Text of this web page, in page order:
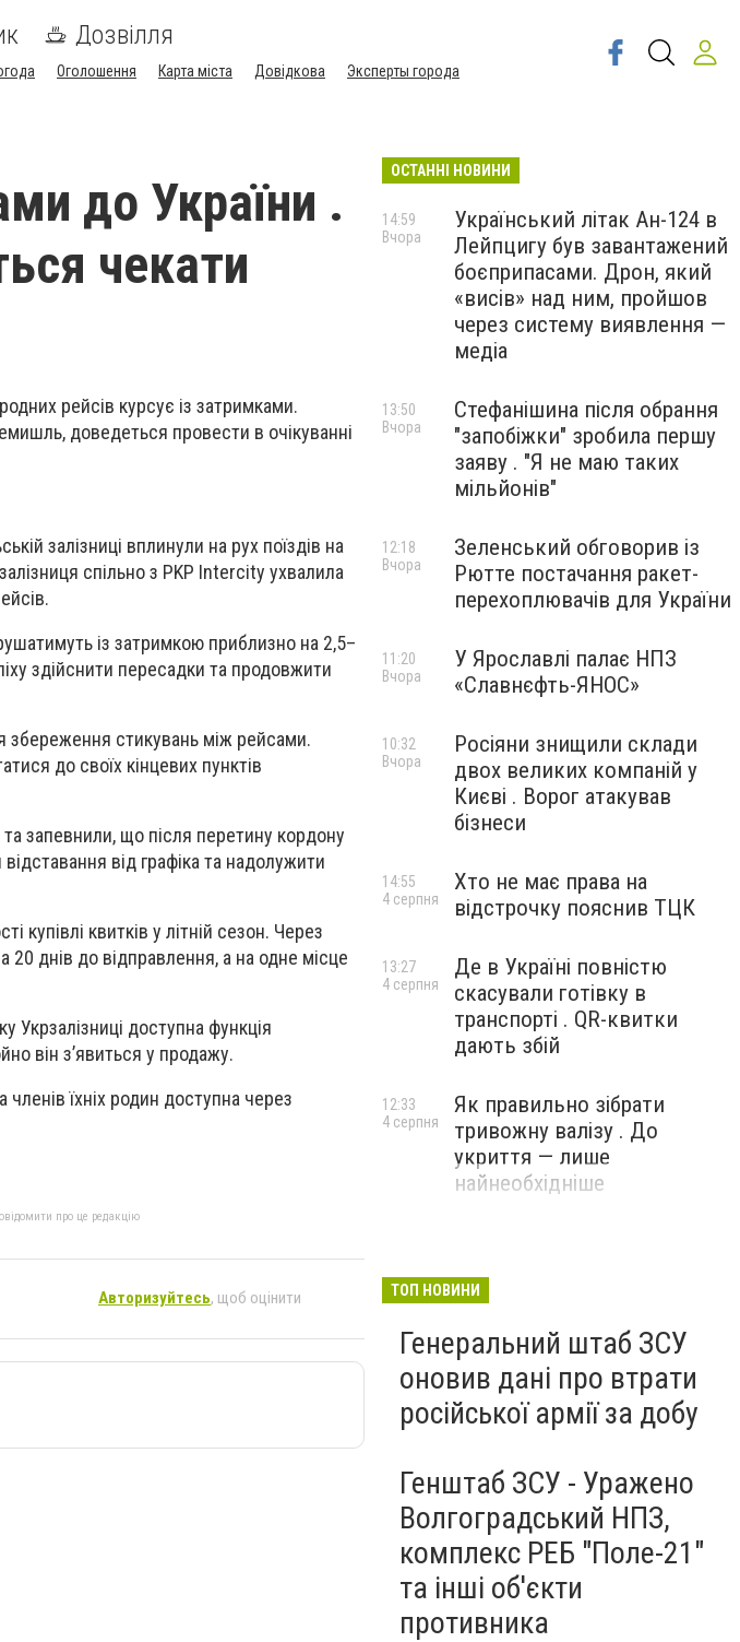
Дозвілля
Оголошення Карта міста Довідкова Эксперты города
до України .
чекати
рейсів курсує із затримками.
доведеться провести в очікуванні
залізниці вплинули на рух поїздів на
спільно з PKP Intercity ухвалила
із затримкою приблизно на 2,5–
здійснити пересадки та продовжити
збереження стикувань між рейсами.
до своїх кінцевих пунктів
запевнили, що після перетину кордону
від графіка та надолужити
купівлі квитків у літній сезон. Через
20 днів до відправлення, а на одне місце
доступна функція
він з’явиться у продажу.
членів їхніх родин доступна через
про це редакцію
Авторизуйтесь, щоб оцінити
ОСТАННІ НОВИНИ
Український літак Ан-124 в
Лейпцигу був завантажений
боєприпасами. Дрон, який
«висів» над ним, пройшов
через систему виявлення —
медіа
14:59
Вчора
Стефанішина після обрання
"запобіжки" зробила першу
заяву . "Я не маю таких
мільйонів"
13:50
Вчора
Зеленський обговорив із
Рютте постачання ракет-
перехоплювачів для України
12:18
Вчора
У Ярославлі палає НПЗ
«Славнєфть-ЯНОС»
11:20
Вчора
Росіяни знищили склади
двох великих компаній у
Києві . Ворог атакував
бізнеси
10:32
Вчора
Хто не має права на
відстрочку пояснив ТЦК
14:55
4 серпня
Де в Україні повністю
скасували готівку в
транспорті . QR-квитки
дають збій
13:27
4 серпня
Як правильно зібрати
тривожну валізу . До
укриття — лише
найнеобхідніше
12:33
4 серпня
ТОП НОВИНИ
Генеральний штаб ЗСУ
оновив дані про втрати
російської армії за добу
Генштаб ЗСУ - Уражено
Волгоградський НПЗ,
комплекс РЕБ "Поле-21"
та інші об'єкти
противника